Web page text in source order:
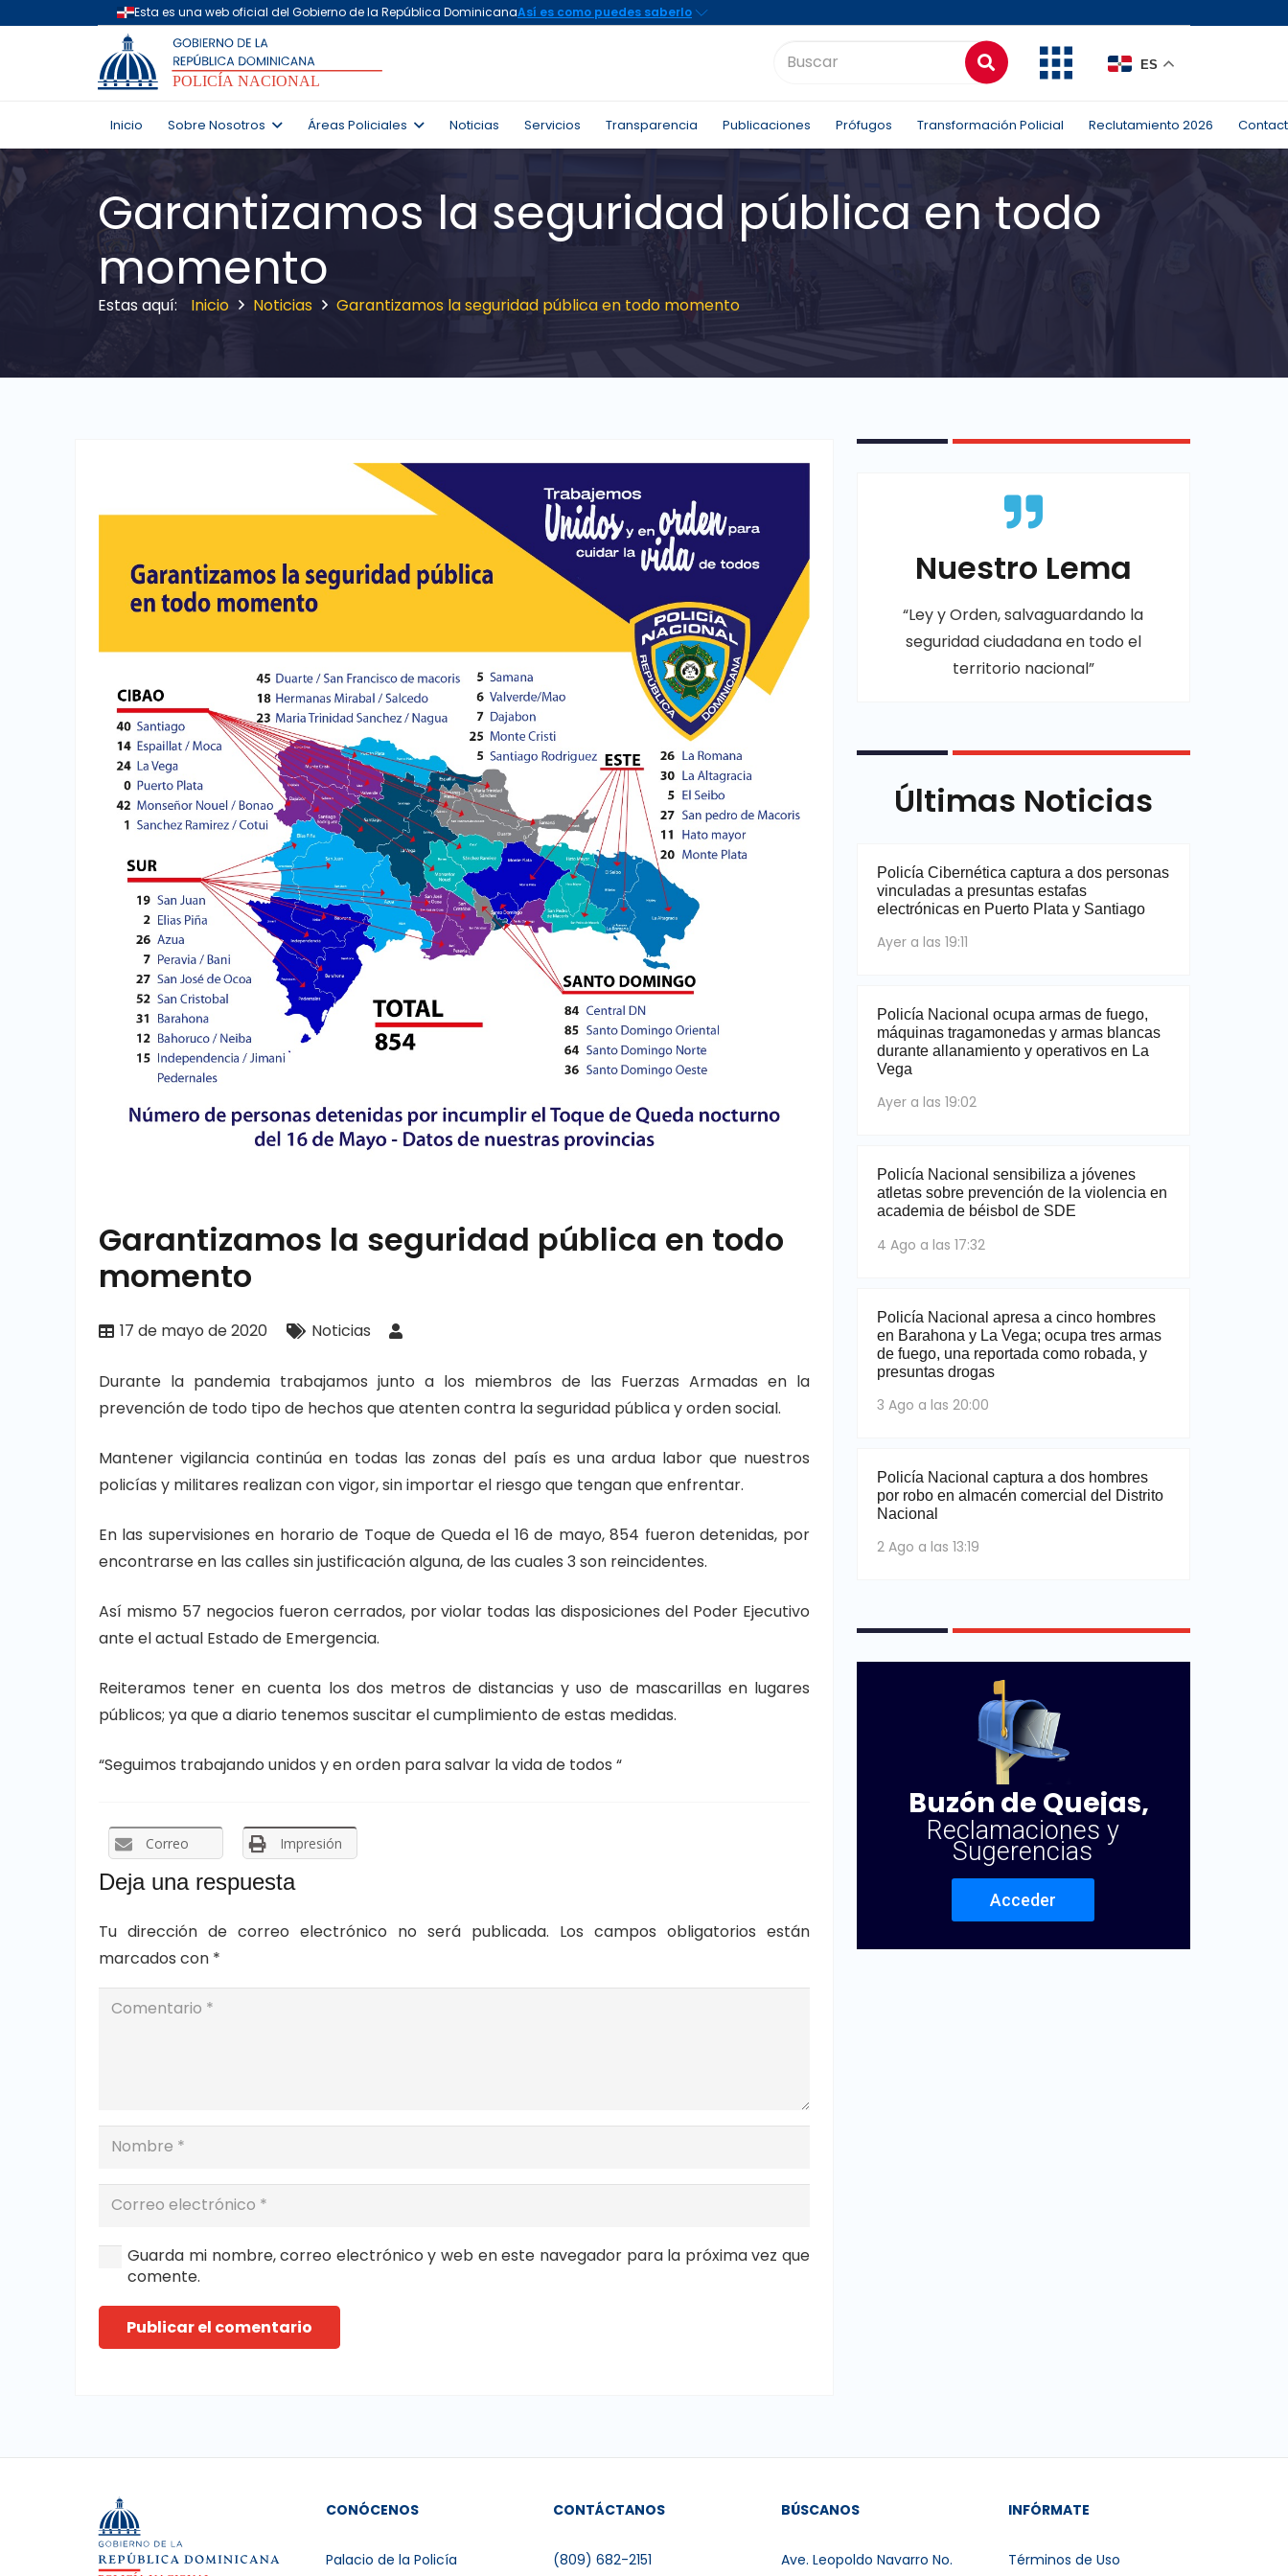
ES
Inicio Sobre Nosotros Áreas Policiales Noticias Servicios Transparencia Publicaciones Prófugos Transformación Policial Reclutamiento 2026
Garantizamos la seguridad pública en todo
momento
Inicio Noticias Garantizamos la seguridad pública en todo momento
Garantizamos la seguridad pública en todo
momento
17 de mayo de 2020 Noticias
Durante la pandemia trabajamos junto a los miembros de las Fuerzas Armadas en la
prevención de todo tipo de hechos que atenten contra la seguridad pública y orden social.
Mantener vigilancia continúa en todas las zonas del país es una ardua labor que nuestros
policías y militares realizan con vigor, sin importar el riesgo que tengan que enfrentar.
En las supervisiones en horario de Toque de Queda el 16 de mayo, 854 fueron detenidas, por
encontrarse en las calles sin justificación alguna, de las cuales 3 son reincidentes.
Así mismo 57 negocios fueron cerrados, por violar todas las disposiciones del Poder Ejecutivo
ante el actual Estado de Emergencia.
Reiteramos tener en cuenta los dos metros de distancias y uso de mascarillas en lugares
públicos; ya que a diario tenemos suscitar el cumplimiento de estas medidas.
“Seguimos trabajando unidos y en orden para salvar la vida de todos “
Correo Impresión
Deja una respuesta
Tu dirección de correo electrónico no será publicada. Los campos obligatorios están
marcados con *
Guarda mi nombre, correo electrónico y web en este navegador para la próxima vez que
comente.
Publicar el comentario
Nuestro Lema
“Ley y Orden, salvaguardando la
seguridad ciudadana en todo el
territorio nacional”
Últimas Noticias
Policía Cibernética captura a dos personas
vinculadas a presuntas estafas
electrónicas en Puerto Plata y Santiago
Ayer a las 19:11
Policía Nacional ocupa armas de fuego,
máquinas tragamonedas y armas blancas
durante allanamiento y operativos en La
Vega
Ayer a las 19:02
Policía Nacional sensibiliza a jóvenes
atletas sobre prevención de la violencia en
academia de béisbol de SDE
4 Ago a las 17:32
Policía Nacional apresa a cinco hombres
en Barahona y La Vega; ocupa tres armas
de fuego, una reportada como robada, y
presuntas drogas
3 Ago a las 20:00
Policía Nacional captura a dos hombres
por robo en almacén comercial del Distrito
Nacional
2 Ago a las 13:19
Buzón de Quejas,
Reclamaciones y
Sugerencias
Acceder
CONÓCENOS
Palacio de la Policía
CONTÁCTANOS
(809) 682-2151
BÚSCANOS
Ave. Leopoldo Navarro No.
INFÓRMATE
Términos de Uso